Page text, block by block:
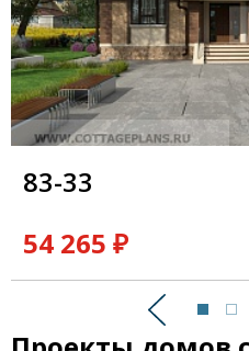
83-33
54 265 ₽